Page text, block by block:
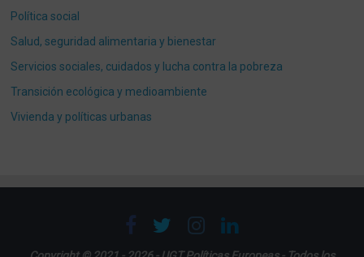
Política social
Salud, seguridad alimentaria y bienestar
Servicios sociales, cuidados y lucha contra la pobreza
Transición ecológica y medioambiente
Vivienda y políticas urbanas